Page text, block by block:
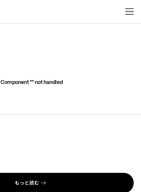
Component "" not handled
もっと読む